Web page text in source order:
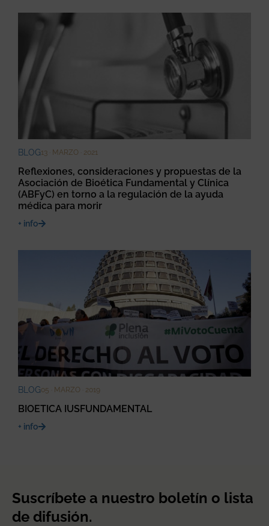
BLOG13 · MARZO · 2021
Reflexiones, consideraciones y propuestas de la
Asociación de Bioética Fundamental y Clínica
(ABFyC) en torno a la regulación de la ayuda
médica para morir
+ info
BLOG05 · MARZO · 2019
BIOETICA IUSFUNDAMENTAL
+ info
Suscríbete a nuestro boletín o lista
de difusión.